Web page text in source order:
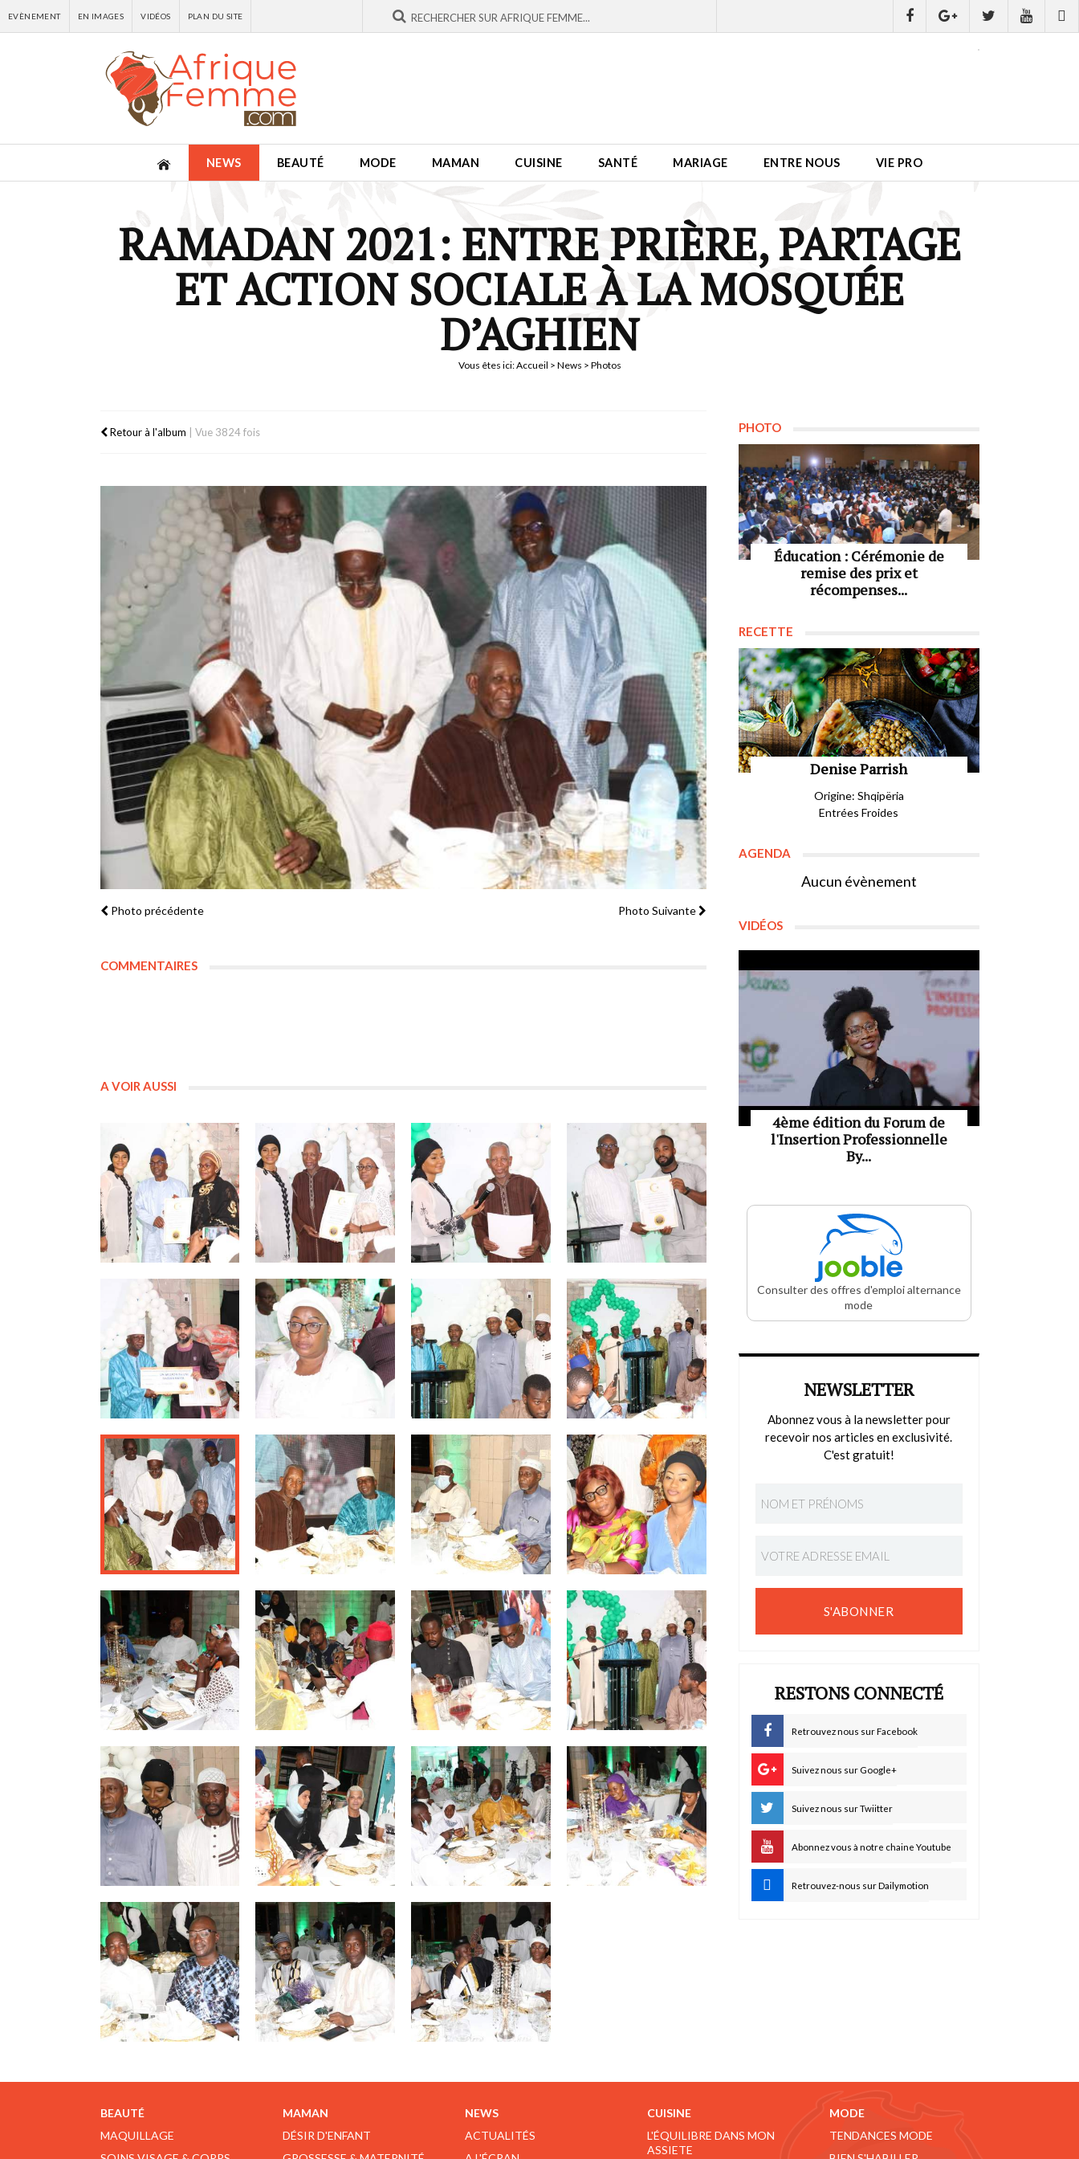
EVÈNEMENT EN IMAGES VIDÉOS PLAN DU SITE
NEWS BEAUTÉ MODE MAMAN CUISINE SANTÉ MARIAGE ENTRE NOUS VIE PRO
RAMADAN 2021: ENTRE PRIÈRE, PARTAGE
ET ACTION SOCIALE À LA MOSQUÉE
D’AGHIEN
Vous êtes ici:Accueil > News > Photos
Retour à l'album Vue 3824 fois
Photo précédente Photo Suivante
COMMENTAIRES
A VOIR AUSSI
PHOTO
Éducation : Cérémonie de
remise des prix et
récompenses...
RECETTE
Denise Parrish
Origine: Shqipëria
Entrées Froides
AGENDA
Aucun évènement
VIDÉOS
4ème édition du Forum de
l'Insertion Professionnelle
By...
Consulter des offres d'emploi alternance
mode
NEWSLETTER
Abonnez vous à la newsletter pour
recevoir nos articles en exclusivité.
C'est gratuit!
S'ABONNER
RESTONS CONNECTÉ
Retrouvez nous sur Facebook
Suivez nous sur Google+
Suivez nous sur Twiitter
Abonnez vous à notre chaine Youtube
Retrouvez-nous sur Dailymotion
BEAUTÉ
MAQUILLAGE
MAMAN
DÉSIR D'ENFANT
NEWS
ACTUALITÉS
CUISINE
L'ÉQUILIBRE DANS MON
ASSIETE
MODE
TENDANCES MODE